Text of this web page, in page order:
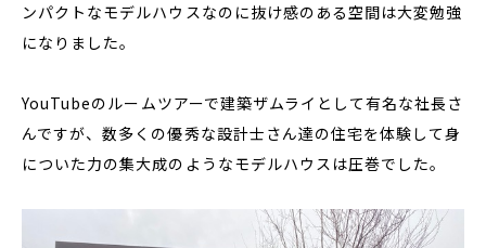
ンパクトなモデルハウスなのに抜け感のある空間は大変勉強
になりました。
YouTubeのルームツアーで建築ザムライとして有名な社長さ
んですが、数多くの優秀な設計士さん達の住宅を体験して身
についた力の集大成のようなモデルハウスは圧巻でした。